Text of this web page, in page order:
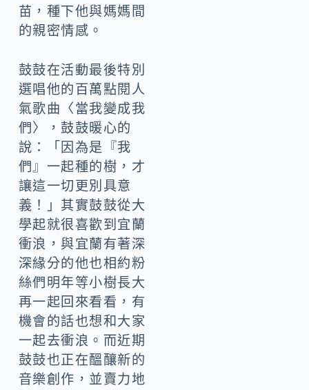
苗，種下他與媽媽間
的親密情感。
鼓鼓在活動最後特別
選唱他的百萬點閱人
氣歌曲〈當我變成我
們〉，鼓鼓暖心的
說：「因為是『我
們』一起種的樹，才
讓這一切更別具意
義！」其實鼓鼓從大
學起就很喜歡到宜蘭
衝浪，與宜蘭有著深
深緣分的他也相約粉
絲們明年等小樹長大
再一起回來看看，有
機會的話也想和大家
一起去衝浪。而近期
鼓鼓也正在醞釀新的
音樂創作，並賣力地